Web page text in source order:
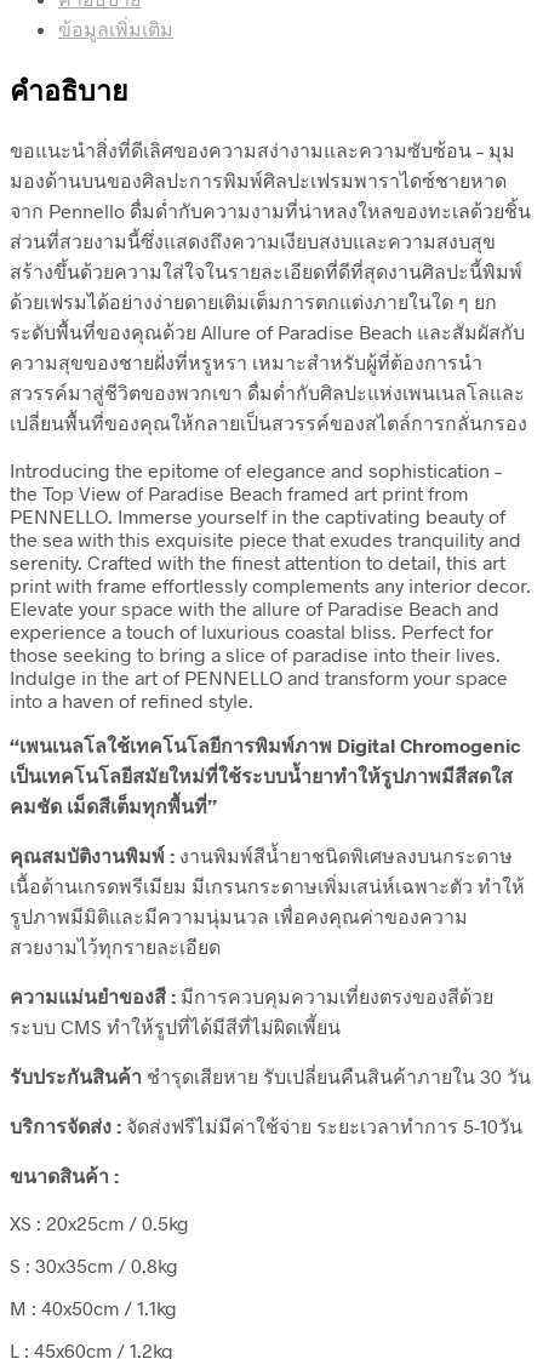
ข้อมูลเพิ่มเติม
คำอธิบาย
ขอแนะนำสิ่งที่ดีเลิศของความสง่างามและความซับซ้อน – มุม
มองด้านบนของศิลปะการพิมพ์ศิลปะเฟรมพาราไดซ์ชายหาด
จาก Pennello ดื่มด่ำกับความงามที่น่าหลงใหลของทะเลด้วยชิ้น
ส่วนที่สวยงามนี้ซึ่งแสดงถึงความเงียบสงบและความสงบสุข
สร้างขึ้นด้วยความใส่ใจในรายละเอียดที่ดีที่สุดงานศิลปะนี้พิมพ์
ด้วยเฟรมได้อย่างง่ายดายเติมเต็มการตกแต่งภายในใด ๆ ยก
ระดับพื้นที่ของคุณด้วย Allure of Paradise Beach และสัมผัสกับ
ความสุขของชายฝั่งที่หรูหรา เหมาะสำหรับผู้ที่ต้องการนำ
สวรรค์มาสู่ชีวิตของพวกเขา ดื่มด่ำกับศิลปะแห่งเพนเนลโลและ
เปลี่ยนพื้นที่ของคุณให้กลายเป็นสวรรค์ของสไตล์การกลั่นกรอง
Introducing the epitome of elegance and sophistication –
the Top View of Paradise Beach framed art print from
PENNELLO. Immerse yourself in the captivating beauty of
the sea with this exquisite piece that exudes tranquility and
serenity. Crafted with the finest attention to detail, this art
print with frame effortlessly complements any interior decor.
Elevate your space with the allure of Paradise Beach and
experience a touch of luxurious coastal bliss. Perfect for
those seeking to bring a slice of paradise into their lives.
Indulge in the art of PENNELLO and transform your space
into a haven of refined style.
“เพนเนลโลใช้เทคโนโลยีการพิมพ์ภาพ Digital Chromogenic
เป็นเทคโนโลยีสมัยใหม่ที่ใช้ระบบน้ำยาทำให้รูปภาพมีสีสดใส
คมชัด เม็ดสีเต็มทุกพื้นที่”
คุณสมบัติงานพิมพ์ : งานพิมพ์สีน้ำยาชนิดพิเศษลงบนกระดาษ
เนื้อด้านเกรดพรีเมียม มีเกรนกระดาษเพิ่มเสน่ห์เฉพาะตัว ทำให้
รูปภาพมีมิติและมีความนุ่มนวล เพื่อคงคุณค่าของความ
สวยงามไว้ทุกรายละเอียด
ความแม่นยำของสี : มีการควบคุมความเที่ยงตรงของสีด้วย
ระบบ CMS ทำให้รูปที่ได้มีสีที่ไม่ผิดเพี้ยน
รับประกันสินค้า ชำรุดเสียหาย รับเปลี่ยนคืนสินค้าภายใน 30 วัน
บริการจัดส่ง : จัดส่งฟรีไม่มีค่าใช้จ่าย ระยะเวลาทำการ 5-10วัน
ขนาดสินค้า :
XS : 20x25cm / 0.5kg
S : 30x35cm / 0.8kg
M : 40x50cm / 1.1kg
L : 45x60cm / 1.2kg